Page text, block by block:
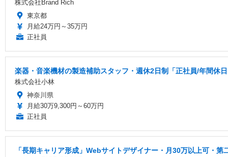
株式会社Brand Rich
東京都
月給24万円～35万円
正社員
楽器・音楽機材の製造補助スタッフ・週休2日制「正社員/年間休
株式会社小林
神奈川県
月給30万9,300円～60万円
正社員
「長期キャリア形成」Webサイトデザイナー・月30万以上可・第